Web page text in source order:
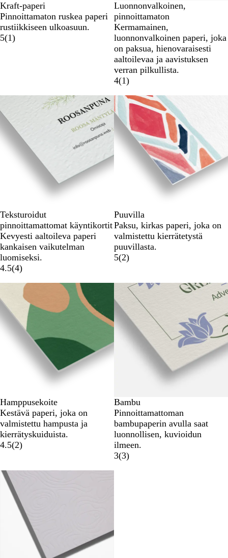
Kraft-paperi
Pinnoittamaton ruskea paperi
rustiikkiseen ulkoasuun.
5(1)
Luonnonvalkoinen,
pinnoittamaton
Kermamainen,
luonnonvalkoinen paperi, joka
on paksua, hienovaraisesti
aaltoilevaa ja aavistuksen
verran pilkullista.
4(1)
Teksturoidut
pinnoittamattomat käyntikortit
Kevyesti aaltoileva paperi
kankaisen vaikutelman
luomiseksi.
4.5(4)
Puuvilla
Paksu, kirkas paperi, joka on
valmistettu kierrätetystä
puuvillasta.
5(2)
Hamppusekoite
Kestävä paperi, joka on
valmistettu hampusta ja
kierrätyskuiduista.
4.5(2)
Bambu
Pinnoittamattoman
bambupaperin avulla saat
luonnollisen, kuvioidun
ilmeen.
3(3)